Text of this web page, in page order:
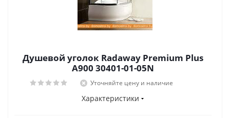
Душевой уголок Radaway Premium Plus
A900 30401-01-05N
Уточняйте цену и наличие
Характеристики